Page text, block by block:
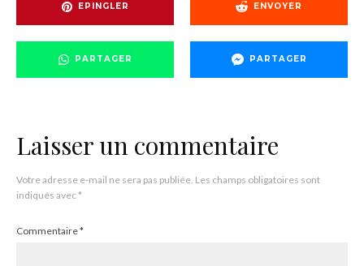
EPINGLER ENVOYER
PARTAGER PARTAGER
Laisser un commentaire
Votre adresse e-mail ne sera pas publiée. Les champs obligatoires sont
indiqués avec*
Commentaire*